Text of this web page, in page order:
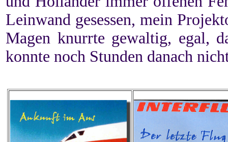
Leinwand gesessen, mein
Magen knurrte gewaltig, egal,
konnte noch Stunden danach